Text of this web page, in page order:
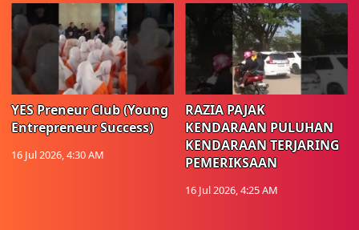
YES Preneur Club (Young
Entrepreneur Success)
16 Jul 2026, 4:30 AM
RAZIA PAJAK
KENDARAAN PULUHAN
KENDARAAN TERJARING
PEMERIKSAAN
16 Jul 2026, 4:25 AM